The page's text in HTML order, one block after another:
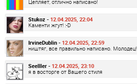
Цепляет, отлично написано!
Stukoz - 12.04.2025, 22:04
Каменти жгут! :-D
IrvineDublin - 12.04.2025, 22:59
ништяг, все правильно написано. Молодец!
Seelller - 12.04.2025, 23:10
я в восторге от Вашего стиля